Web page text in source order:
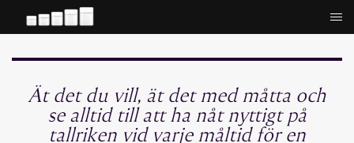
till
innehåll
Ät det du vill, ät det med måtta och
se alltid till att ha nåt nyttigt på
tallriken vid varje måltid för en